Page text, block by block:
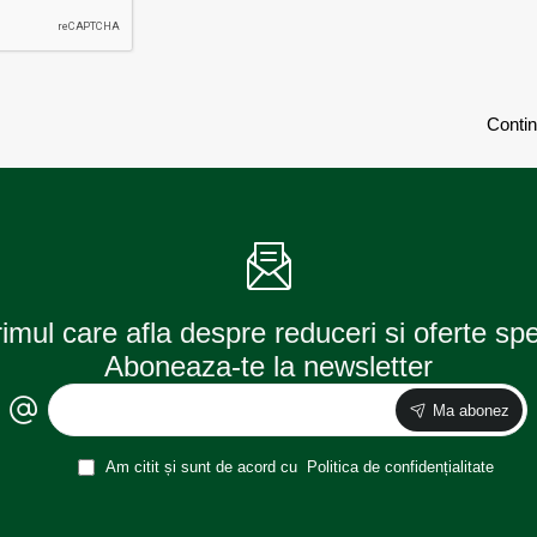
care afla despre reduceri si oferte
Aboneaza-te la newsletter
Ma abonez
Am citit și sunt de acord cu Politica de confidențialitate